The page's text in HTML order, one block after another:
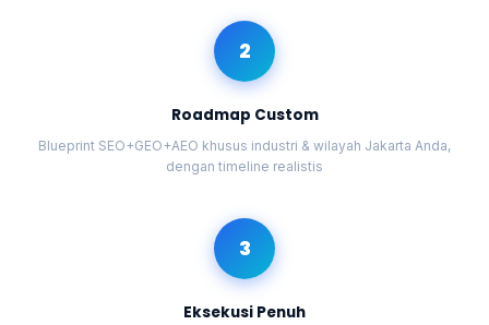
2
Roadmap Custom
Blueprint SEO+GEO+AEO khusus industri & wilayah Jakarta Anda,
dengan timeline realistis
3
Eksekusi Penuh